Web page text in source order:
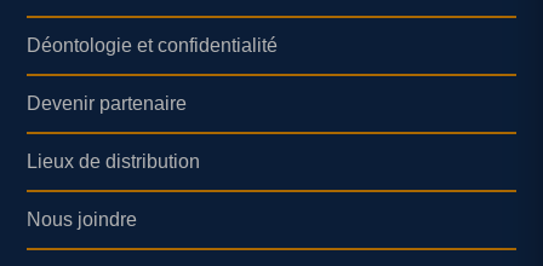
Déontologie et confidentialité
Devenir partenaire
Lieux de distribution
Nous joindre